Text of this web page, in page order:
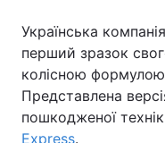
Україна
Спорт
Українська
перший зразок
колісною
Представлена
пошкодженої
Express.